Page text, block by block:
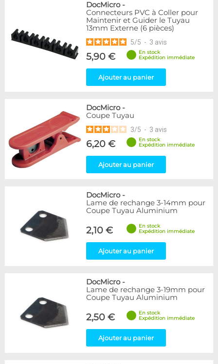
DocMicro-
Connecteurs PVC à Coller pour
Maintenir et Guider le Tuyau
13mm Externe (6 pièces)
5/5 - 3 avis
5,90 €
En stock
Expédition immédiate
Ajouter au panier
DocMicro-
Coupe Tuyau
3/5 - 3 avis
6,20 €
En stock
Expédition immédiate
Ajouter au panier
DocMicro-
Lame de rechange 3-14mm pour
Coupe Tuyau Aluminium
2,10 €
En stock
Expédition immédiate
Ajouter au panier
DocMicro-
Lame de rechange 3-19mm pour
Coupe Tuyau Aluminium
2,50 €
En stock
Expédition immédiate
Ajouter au panier